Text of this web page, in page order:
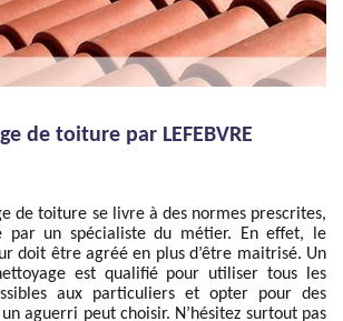
de toiture par LEFEBVRE
de toiture se livre à des normes prescrites,
un spécialiste du métier. En effet, le
doit être agréé en plus d’être maitrisé. Un
est qualifié pour utiliser tous les
aux particuliers et opter pour des
aguerri peut choisir. N’hésitez surtout pas